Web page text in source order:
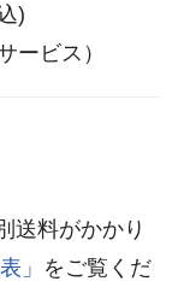
)
ービス）
送料がかかり
」 をご覧くだ